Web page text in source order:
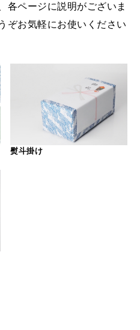
各ページに説明がございま
ぞお気軽にお使いください
熨斗掛け